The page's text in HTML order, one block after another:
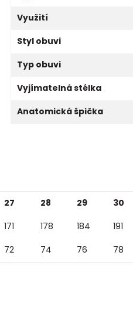
Využití
Styl obuvi
Typ obuvi
Vyjímatelná stélka
Anatomická špička
27 28 29
30
171 178 184
191
72 74 76 78